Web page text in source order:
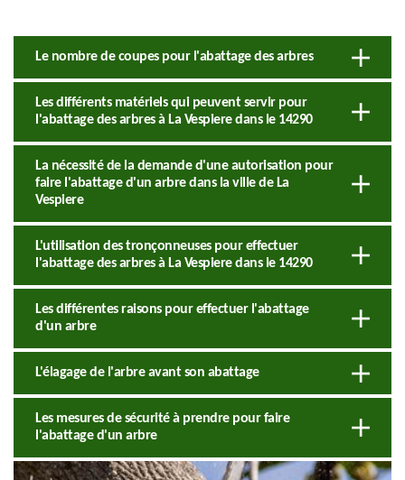
Le nombre de coupes pour l'abattage des arbres
Les différents matériels qui peuvent servir pour
l'abattage des arbres à La Vespiere dans le 14290
La nécessité de la demande d'une autorisation pour
faire l'abattage d'un arbre dans la ville de La
Vespiere
L'utilisation des tronçonneuses pour effectuer
l'abattage des arbres à La Vespiere dans le 14290
Les différentes raisons pour effectuer l'abattage
d'un arbre
L'élagage de l'arbre avant son abattage
Les mesures de sécurité à prendre pour faire
l'abattage d'un arbre